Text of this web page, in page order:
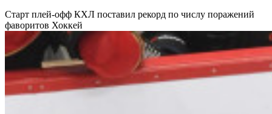
Старт плей-офф КХЛ поставил рекорд по числу поражений
фаворитов Хоккей